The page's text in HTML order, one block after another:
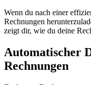
Wenn du nach einer
Rechnungen
zeigt dir, wie du deine
Automatischer
Rechnungen